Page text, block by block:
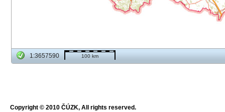
1:3657590 100 km
Copyright © 2010 ČÚZK, All rights reserved.